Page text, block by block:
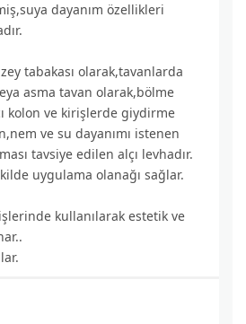
dayanım özellikleri
tabakası olarak,tavanlarda
asma tavan olarak,bölme
kolon ve kirişlerde giydirme
ve su dayanımı istenen
tavsiye edilen alçı levhadır.
uygulama olanağı sağlar.
kullanılarak estetik ve